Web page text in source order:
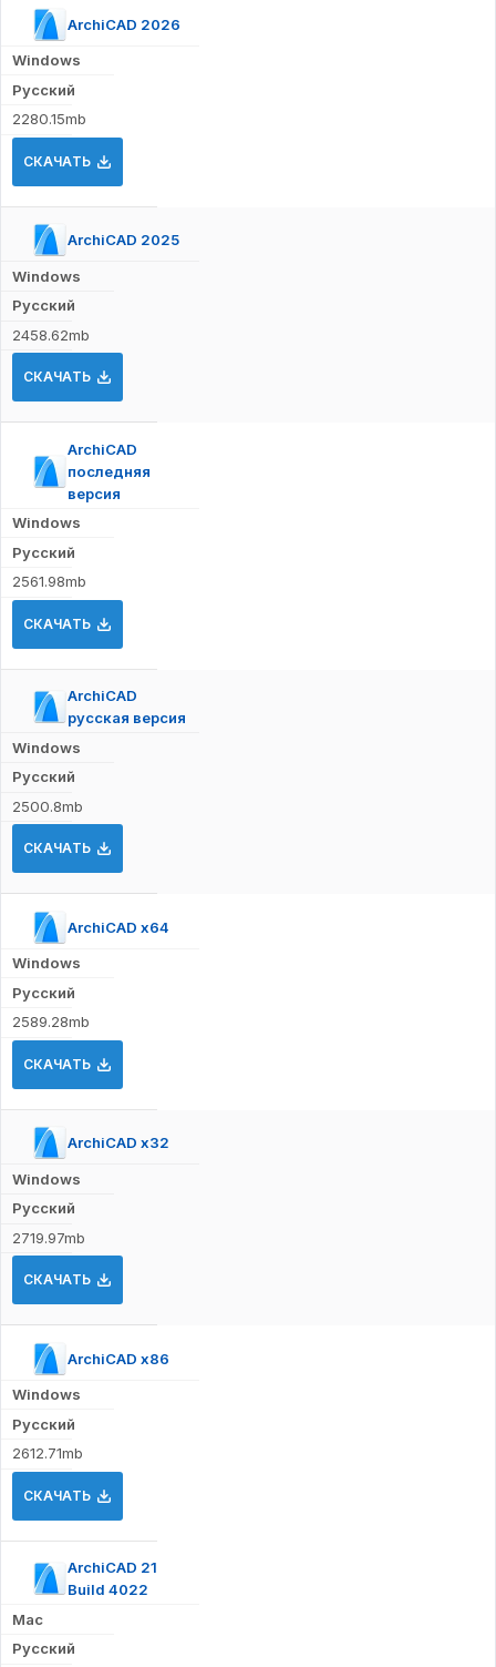
ArchiCAD 2026
Windows
Русский
2280.15mb
СКАЧАТЬ
ArchiCAD 2025
Windows
Русский
2458.62mb
СКАЧАТЬ
ArchiCAD
последняя
версия
Windows
Русский
2561.98mb
СКАЧАТЬ
ArchiCAD
русская версия
Windows
Русский
2500.8mb
СКАЧАТЬ
ArchiCAD x64
Windows
Русский
2589.28mb
СКАЧАТЬ
ArchiCAD x32
Windows
Русский
2719.97mb
СКАЧАТЬ
ArchiCAD x86
Windows
Русский
2612.71mb
СКАЧАТЬ
ArchiCAD 21
Build 4022
Mac
Русский